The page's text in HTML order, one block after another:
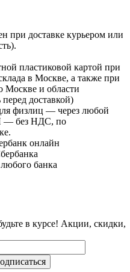
при доставке курьером или
пластиковой картой при
в Москве, а также при
Москве и области
доставкой)
физлиц — через любой
— без НДС, по
онлайн
банка
в курсе! Акции, скидки,